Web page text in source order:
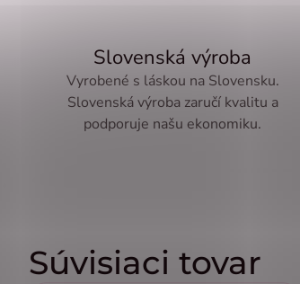
Slovenská výroba
Vyrobené s láskou na Slovensku.
Slovenská výroba zaručí kvalitu a
podporuje našu ekonomiku.
Súvisiaci tovar